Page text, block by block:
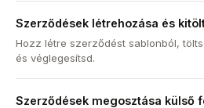
Szerződések létrehozása és
Hozz létre szerződést sablonból,
és véglegesítsd.
Szerződések megosztása külső